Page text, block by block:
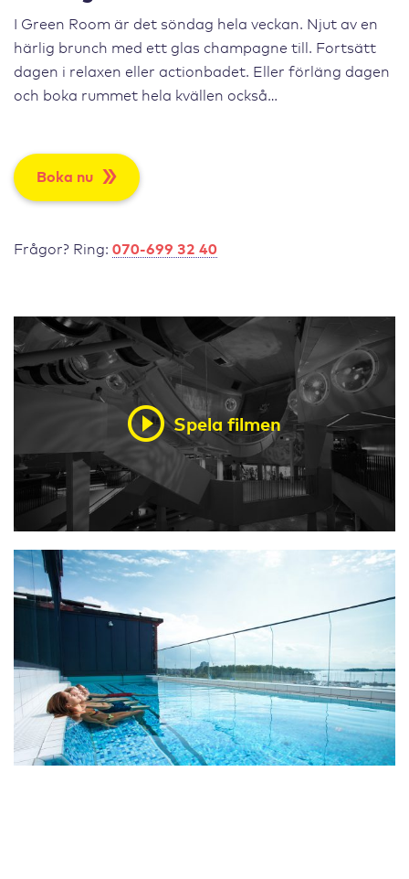
I Green Room är det söndag hela veckan. Njut av en
härlig brunch med ett glas champagne till. Fortsätt
dagen i relaxen eller actionbadet. Eller förläng dagen
och boka rummet hela kvällen också…
Boka nu
Frågor? Ring: 070-699 32 40
Spela filmen